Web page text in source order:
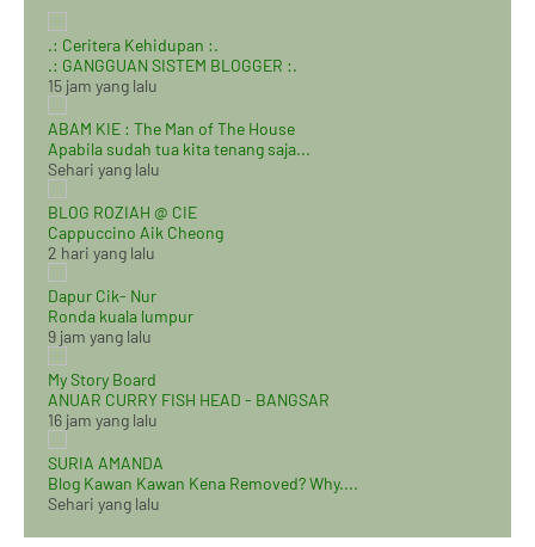
.: Ceritera Kehidupan :.
.: GANGGUAN SISTEM BLOGGER :.
15 jam yang lalu
ABAM KIE : The Man of The House
Apabila sudah tua kita tenang saja...
Sehari yang lalu
BLOG ROZIAH @ CIE
Cappuccino Aik Cheong
2 hari yang lalu
Dapur Cik- Nur
Ronda kuala lumpur
9 jam yang lalu
My Story Board
ANUAR CURRY FISH HEAD - BANGSAR
16 jam yang lalu
SURIA AMANDA
Blog Kawan Kawan Kena Removed? Why....
Sehari yang lalu